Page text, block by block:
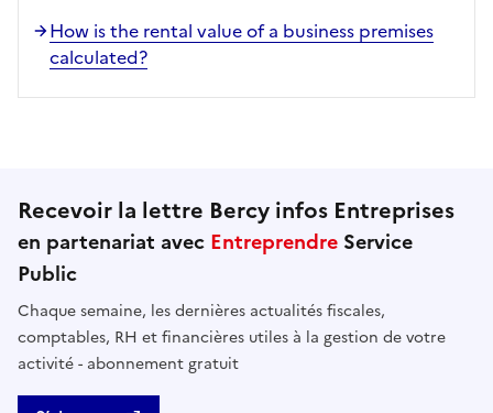
How is the rental value of a business premises
calculated?
Recevoir la lettre Bercy infos Entreprises
en partenariat avec Entreprendre Service
Public
Chaque semaine, les dernières actualités fiscales,
comptables, RH et financières utiles à la gestion de votre
activité - abonnement gratuit